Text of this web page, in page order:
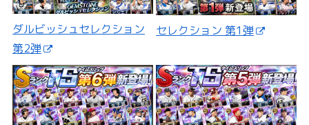
ダルビッシュセレクション
第2弾
セレクション 第1弾